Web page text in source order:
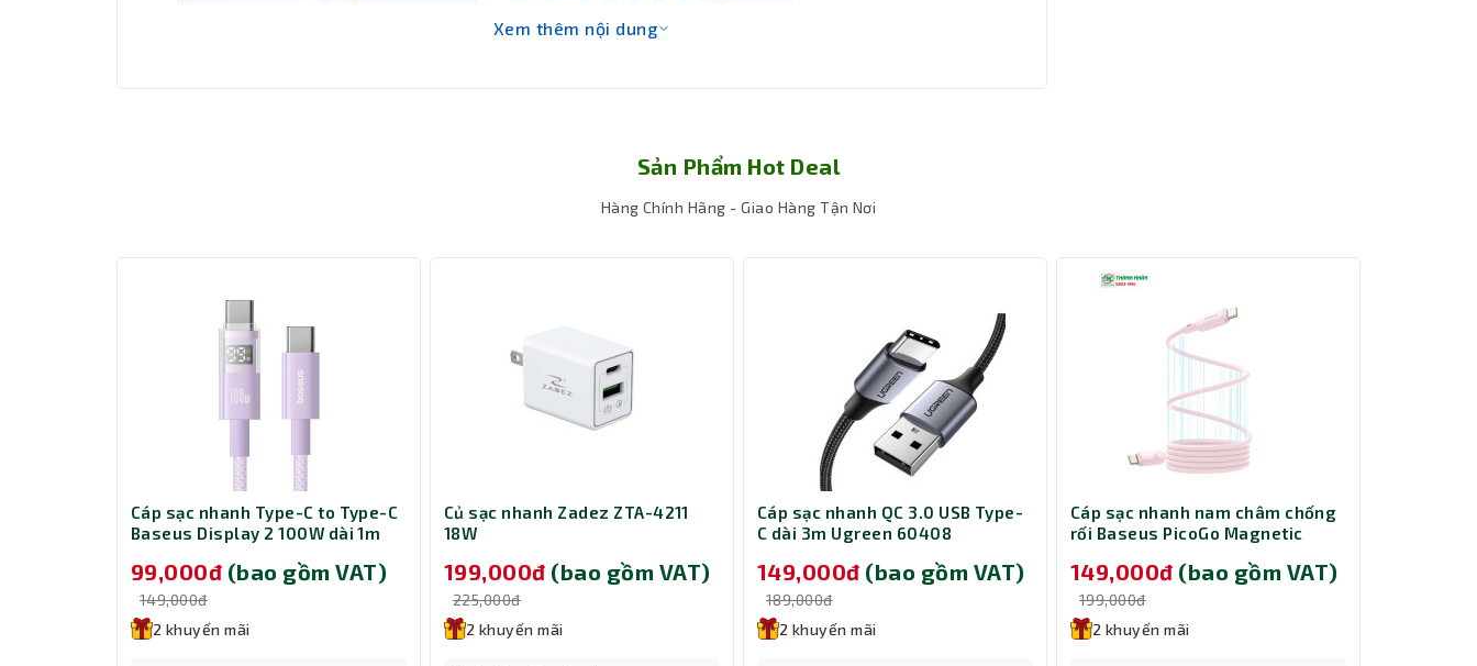
Hub Ugreen 15596 sạc đầy đủ công suất 100W, bạn không cần phải lo lắng về việc máy tính xách tay của bạn sẽ hết pin.
Với cổng USB-C, sản phẩm này hỗ trợ sạc với công suất lên đến 100W, giúp máy luôn được nạp đầy năng lượng trong thời
Kết nối đa dạng, rộng rãi
Bộ chuyển đổi Ugreen 15596 mở rộng kết nối máy tính của bạn từ cổng USB-C sang HDMI và USB-A 3.0 tích hợp cổng PD
giúp bạn vừa dùng laptop vừa sạc pin thoải mái. Ngoài ra, bạn dễ dàng chuyển đổi các tệp, phim ảnh và hình ảnh với tốc
độ lên đến 5 Gbps thông qua 3 cổng USB-A, tiết kiệm thời gian và làm việc hiệu quả.
Xem thêm nội dung
Sản Phẩm Hot Deal
Hàng Chính Hãng - Giao Hàng Tận Nơi
Cáp sạc nhanh Type-C to Type-C
Baseus Display 2 100W dài 1m
99,000đ (bao gồm VAT)
149,000đ
2 khuyến mãi
Củ sạc nhanh Zadez ZTA-4211
18W
199,000đ (bao gồm VAT)
225,000đ
2 khuyến mãi
Cáp sạc nhanh QC 3.0 USB Type-
C dài 3m Ugreen 60408
149,000đ (bao gồm VAT)
189,000đ
2 khuyến mãi
Cáp sạc nhanh nam châm chống
rối Baseus PicoGo Magnetic
240W dài 1m Pink LVE093-CC-1P
149,000đ (bao gồm VAT)
199,000đ
2 khuyến mãi